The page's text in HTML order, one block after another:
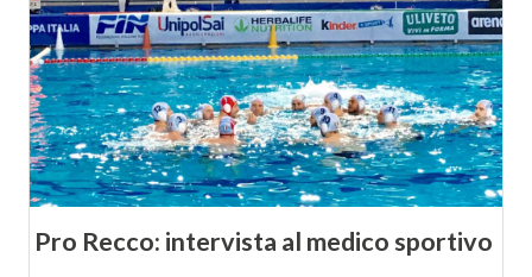
Pro Recco: intervista al medico sportivo